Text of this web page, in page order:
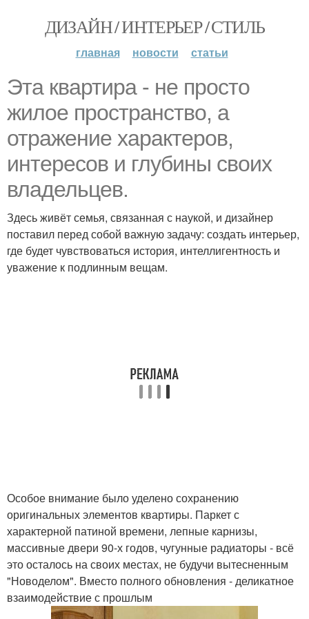
ДИЗАЙН / ИНТЕРЬЕР / СТИЛЬ
главная новости статьи
Эта квартира - не просто
жилое пространство, а
отражение характеров,
интересов и глубины своих
владельцев.
Здесь живёт семья, связанная с наукой, и дизайнер
поставил перед собой важную задачу: создать интерьер,
где будет чувствоваться история, интеллигентность и
уважение к подлинным вещам.
Особое внимание было уделено сохранению
оригинальных элементов квартиры. Паркет с
характерной патиной времени, лепные карнизы,
массивные двери 90-х годов, чугунные радиаторы - всё
это осталось на своих местах, не будучи вытесненным
"Новоделом". Вместо полного обновления - деликатное
взаимодействие с прошлым